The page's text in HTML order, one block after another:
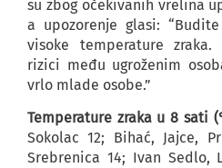
su zbog očekivanih vrelina
a upozorenje glasi:
visoke temperature zraka.
rizici među ugroženim
vrlo mlade osobe.”
Temperature zraka u 8 sati
Sokolac 12; Bihać, Jajce,
Srebrenica 14; Ivan Sedlo,